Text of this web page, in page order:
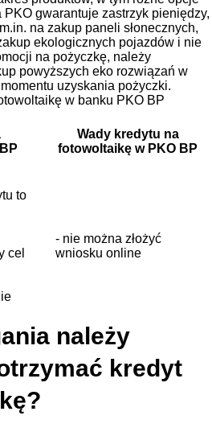
gwarantuje zastrzyk pieniędzy,
na zakup paneli słonecznych,
ekologicznych pojazdów i nie
na pożyczkę, należy
powyższych eko rozwiązań w
uzyskania pożyczki.
w banku PKO BP
Wady kredytu na
fotowoltaikę w PKO BP
to
cel
- nie można złożyć
wniosku online
należy
kredyt